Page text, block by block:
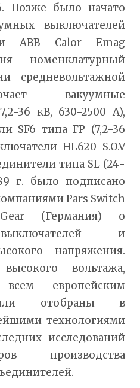
Позже было начато
выключателей
ABB Calor Emag
номенклатурный
средневольтажной
вакуумные
36 кВ, 630-2500 A),
SF6 типа FP (7,2-36
HL620 S.O.V
типа SL (24-
г. было подписано
Pars Switch
(Германия) о
и
напряжения.
вольтажа,
всем европейским
отобраны в
технологиями
исследований
производства